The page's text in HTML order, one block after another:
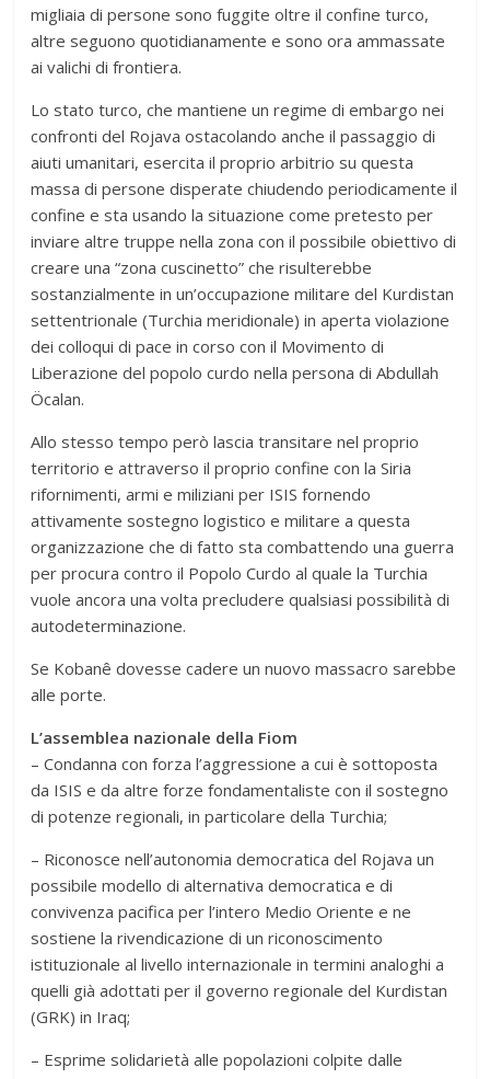
migliaia di persone sono fuggite oltre il confine turco,
altre seguono quotidianamente e sono ora ammassate
ai valichi di frontiera.
Lo stato turco, che mantiene un regime di embargo nei
confronti del Rojava ostacolando anche il passaggio di
aiuti umanitari, esercita il proprio arbitrio su questa
massa di persone disperate chiudendo periodicamente il
confine e sta usando la situazione come pretesto per
inviare altre truppe nella zona con il possibile obiettivo di
creare una “zona cuscinetto” che risulterebbe
sostanzialmente in un’occupazione militare del Kurdistan
settentrionale (Turchia meridionale) in aperta violazione
dei colloqui di pace in corso con il Movimento di
Liberazione del popolo curdo nella persona di Abdullah
Öcalan.
Allo stesso tempo però lascia transitare nel proprio
territorio e attraverso il proprio confine con la Siria
rifornimenti, armi e miliziani per ISIS fornendo
attivamente sostegno logistico e militare a questa
organizzazione che di fatto sta combattendo una guerra
per procura contro il Popolo Curdo al quale la Turchia
vuole ancora una volta precludere qualsiasi possibilità di
autodeterminazione.
Se Kobanê dovesse cadere un nuovo massacro sarebbe
alle porte.
L’assemblea nazionale della Fiom
– Condanna con forza l’aggressione a cui è sottoposta
da ISIS e da altre forze fondamentaliste con il sostegno
di potenze regionali, in particolare della Turchia;
– Riconosce nell’autonomia democratica del Rojava un
possibile modello di alternativa democratica e di
convivenza pacifica per l’intero Medio Oriente e ne
sostiene la rivendicazione di un riconoscimento
istituzionale al livello internazionale in termini analoghi a
quelli già adottati per il governo regionale del Kurdistan
(GRK) in Iraq;
– Esprime solidarietà alle popolazioni colpite dalle